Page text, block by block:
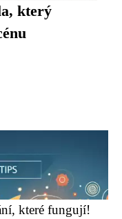
který
které fungují!